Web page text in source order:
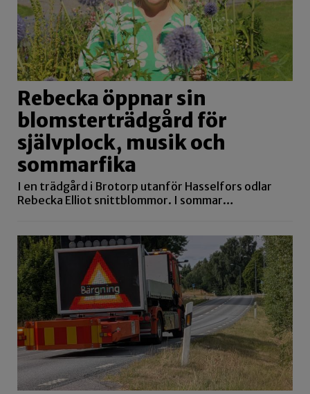
Rebecka öppnar sin
blomsterträdgård för
självplock, musik och
sommarfika
I en trädgård i Brotorp utanför Hasselfors odlar
Rebecka Elliot snittblommor. I sommar…